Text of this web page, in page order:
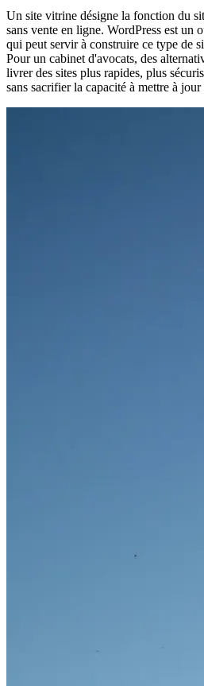
Un site vitrine désigne la fonction du
sans vente en ligne. WordPress est un
qui peut servir à construire ce type de
Pour un cabinet d'avocats, des
livrer des sites plus rapides, plus
sans sacrifier la capacité à mettre à